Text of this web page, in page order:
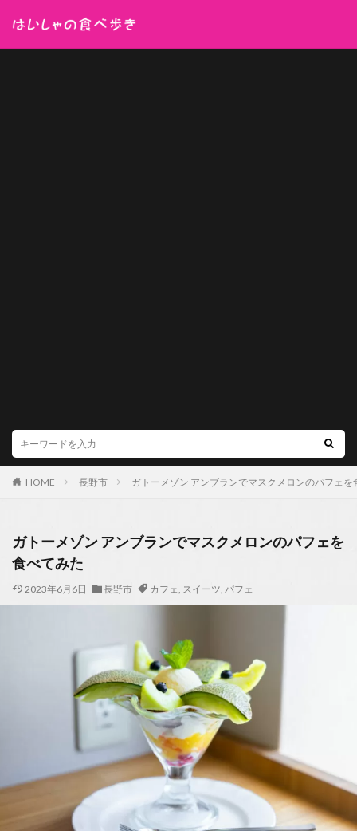
HOME 長野市 ガトーメゾン アンブランでマスクメロンのパフェを
ガトーメゾン アンブランでマスクメロンのパフェを
食べてみた
2023年6月6日 長野市 カフェ, スイーツ, パフェ